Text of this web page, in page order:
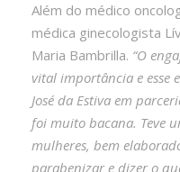
Além do médico
médica ginecologista
Maria Bambrilla. “O
vital importância e esse
José da Estiva em
foi muito bacana. Teve
mulheres, bem
parabenizar e dizer o